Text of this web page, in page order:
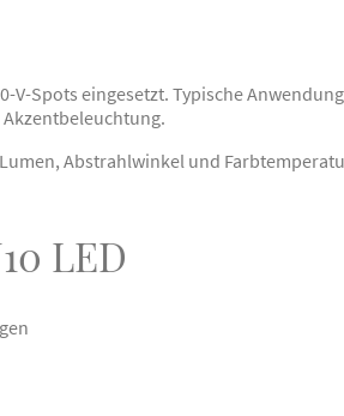
Spots eingesetzt. Typische
Abstrahlwinkel und
LED